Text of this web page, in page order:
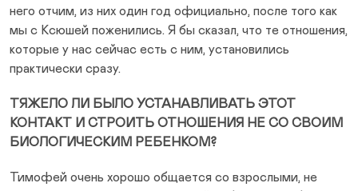
него отчим, из них один год официально, после того как
мы с Ксюшей поженились. Я бы сказал, что те отношения,
которые у нас сейчас есть с ним, установились
практически сразу.
ТЯЖЕЛО ЛИ БЫЛО УСТАНАВЛИВАТЬ ЭТОТ
КОНТАКТ И СТРОИТЬ ОТНОШЕНИЯ НЕ СО СВОИМ
БИОЛОГИЧЕСКИМ РЕБЕНКОМ?
Тимофей очень хорошо общается со взрослыми, не